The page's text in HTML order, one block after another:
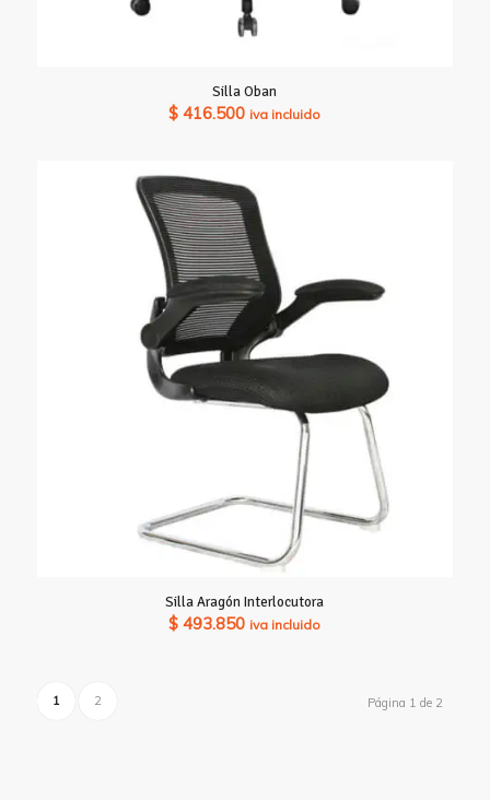
Silla Oban
$ 416.500 iva incluido
Silla Aragón Interlocutora
$ 493.850 iva incluido
Página 1 de 2
1 2